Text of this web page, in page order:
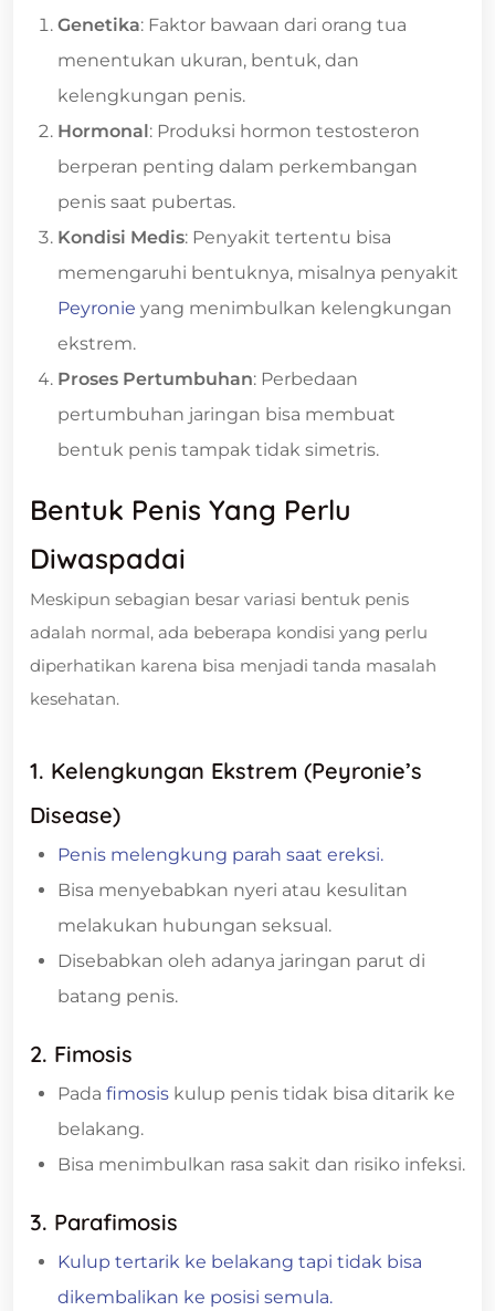
Genetika: Faktor bawaan dari orang tua
menentukan ukuran, bentuk, dan
kelengkungan penis.
Hormonal: Produksi hormon testosteron
berperan penting dalam perkembangan
penis saat pubertas.
Kondisi Medis: Penyakit tertentu bisa
memengaruhi bentuknya, misalnya penyakit
Peyronie yang menimbulkan kelengkungan
ekstrem.
Proses Pertumbuhan: Perbedaan
pertumbuhan jaringan bisa membuat
bentuk penis tampak tidak simetris.
Bentuk Penis Yang Perlu
Diwaspadai
Meskipun sebagian besar variasi bentuk penis
adalah normal, ada beberapa kondisi yang perlu
diperhatikan karena bisa menjadi tanda masalah
kesehatan.
1. Kelengkungan Ekstrem (Peyronie’s
Disease)
Penis melengkung parah saat ereksi.
Bisa menyebabkan nyeri atau kesulitan
melakukan hubungan seksual.
Disebabkan oleh adanya jaringan parut di
batang penis.
2. Fimosis
Pada fimosis kulup penis tidak bisa ditarik ke
belakang.
Bisa menimbulkan rasa sakit dan risiko infeksi.
3. Parafimosis
Kulup tertarik ke belakang tapi tidak bisa
dikembalikan ke posisi semula.